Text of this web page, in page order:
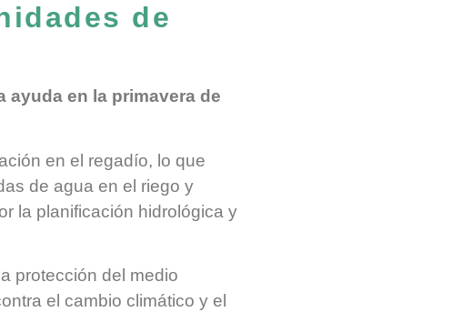
de
ayuda en la primavera de
en el regadío, lo que
de agua en el riego y
la planificación hidrológica y
protección del medio
el cambio climático y el